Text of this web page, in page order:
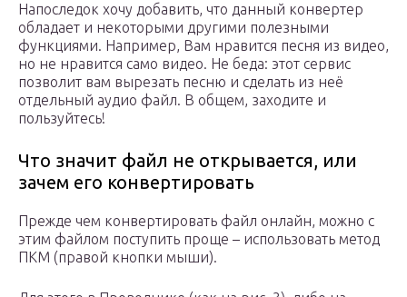
Напоследок хочу добавить, что данный конвертер
обладает и некоторыми другими полезными
функциями. Например, Вам нравится песня из видео,
но не нравится само видео. Не беда: этот сервис
позволит вам вырезать песню и сделать из неё
отдельный аудио файл. В общем, заходите и
пользуйтесь!
Что значит файл не открывается, или
зачем его конвертировать
Прежде чем конвертировать файл онлайн, можно с
этим файлом поступить проще – использовать метод
ПКМ (правой кнопки мыши).